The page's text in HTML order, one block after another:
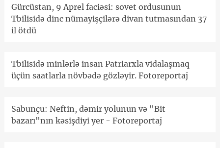
Gürcüstan, 9 Aprel faciəsi: sovet ordusunun
Tbilisidə dinc nümayişçilərə divan tutmasından 37
il ötdü
Tbilisidə minlərlə insan Patriarxla vidalaşmaq
üçün saatlarla növbədə gözləyir. Fotoreportaj
Sabunçu: Neftin, dəmir yolunun və "Bit
bazarı"nın kəsişdiyi yer - Fotoreportaj